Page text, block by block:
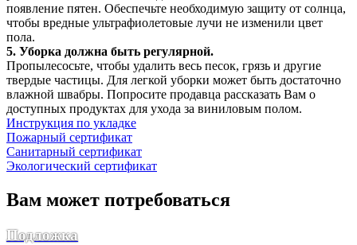
появление пятен. Обеспечьте необходимую защиту от солнца,
чтобы вредные ультрафиолетовые лучи не изменили цвет
пола.
5. Уборка должна быть регулярной.
Пропылесосьте, чтобы удалить весь песок, грязь и другие
твердые частицы. Для легкой уборки может быть достаточно
влажной швабры. Попросите продавца рассказать Вам о
доступных продуктах для ухода за виниловым полом.
Инструкция по укладке
Пожарный сертификат
Санитарный сертификат
Экологический сертификат
Вам может потребоваться
Подложка